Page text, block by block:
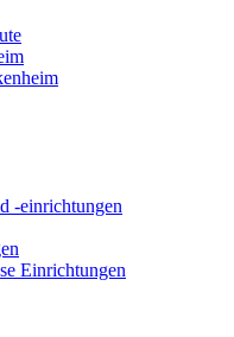
-einrichtungen
Einrichtungen